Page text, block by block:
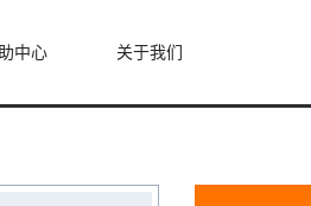
中心 关于我们